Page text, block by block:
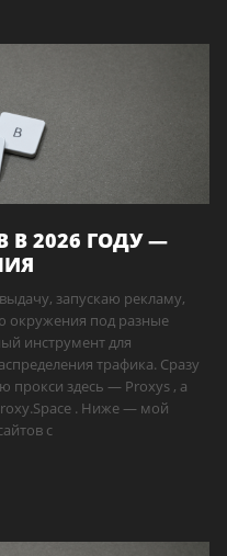
В 2026 ГОДУ —
запускаю рекламу,
окружения под разные
инструмент для
трафика. Сразу
прокси здесь — Proxys , а
. Ниже — мой
с